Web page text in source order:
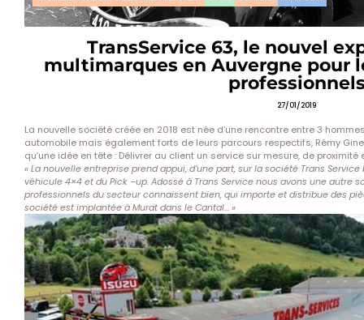
TransService 63, le nouvel
multimarques en Auvergne pour
27/01/2019
La nouvelle société créée en 2018 est née d’une rencontre entre 3
automobile mais également forts de leurs parcours respectifs, Rémy
qu’une idée en tête : Délivrer au client un service sur mesure, de
« La nouvelle entreprise prend appui, d’une part, sur la société Trans
véhicule 4×4 et du Pick –up. Adossé à Trans Service nous avons une autre
professionnels du secteur connaissent bien, qui importe et distribue des
société est implantée à Murat dans le Cantal… »